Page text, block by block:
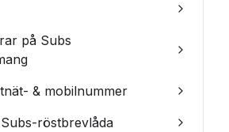
på Subs
& mobilnummer
röstbrevlåda